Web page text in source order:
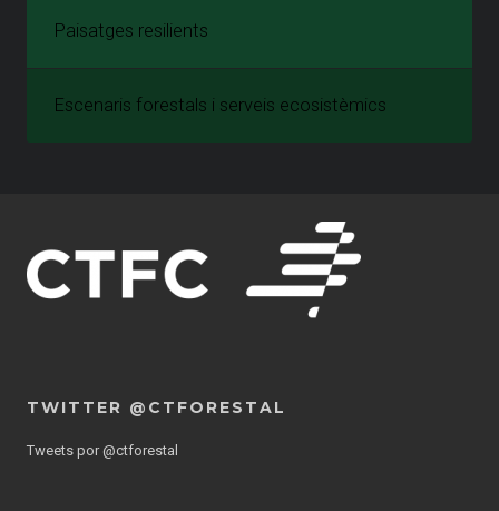
Paisatges resilients
Escenaris forestals i serveis ecosistèmics
TWITTER @CTFORESTAL
Tweets por @ctforestal